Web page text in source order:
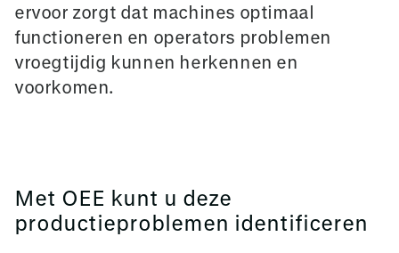
ervoor zorgt dat machines optimaal
functioneren en operators problemen
vroegtijdig kunnen herkennen en
voorkomen.
Met OEE kunt u deze
productieproblemen identificeren